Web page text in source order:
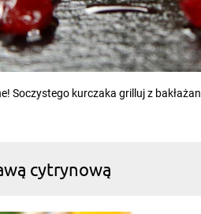
Soczystego kurczaka grilluj z
cytrynową